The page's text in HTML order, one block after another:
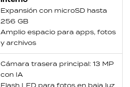
Expansión con microSD hasta
256 GB
Amplio espacio para apps, fotos
y archivos
Cámara trasera principal: 13 MP
con IA
Flash LED para fotos en baja luz